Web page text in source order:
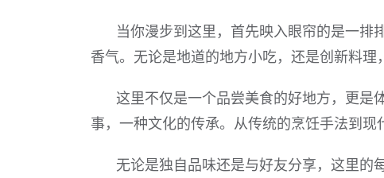
当你漫步到这里，首先映入眼帘的是一
香气。无论是地道的地方小吃，还是创新料理
这里不仅是一个品尝美食的好地方，更是
事，一种文化的传承。从传统的烹饪手法到现
无论是独自品味还是与好友分享，这里的